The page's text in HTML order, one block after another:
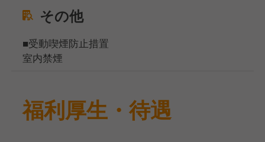
その他
■受動喫煙防止措置
室内禁煙
福利厚生・待遇